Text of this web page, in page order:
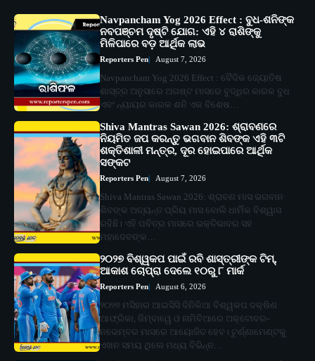
Navpancham Yog 2026 Effect : ବୁଧ-ଶନିଙ୍କ
ନବପଞ୍ଚମ ଦୃଷ୍ଟି ଯୋଗ: ଏହି ୪ ରାଶିଙ୍କୁ
ମିଳିପାରେ ବଡ଼ ଆର୍ଥିକ ଲାଭ
Reporters Pen August 7, 2026
Navpancham Yog 2026 Effect : ବୈଦିକ ଜ୍ୟୋତିଷ
ଶାସ୍ତ୍ର ଅନୁସାରେ ଅଗଷ୍ଟ ମାସରେ ବୁଦ୍ଧିର କାରକ ବୁଧ
ଏବଂ ନ୍ୟାୟର କାରକ ଶନି ଏକ ବିଶେଷ…
Shiva Mantras Sawan 2026: ଶ୍ରାବଣରେ
ନିୟମିତ ଜପ କରନ୍ତୁ ଭଗବାନ ଶିବଙ୍କ ଏହି ୩ଟି
ଶକ୍ତିଶାଳୀ ମନ୍ତ୍ର, ଦୂର ହୋଇପାରେ ଆର୍ଥିକ
ସଙ୍କଟ
Reporters Pen August 7, 2026
Shiva Mantras Sawan 2026: ଶ୍ରାବଣ ମାସ ଭଗବାନ
ଶିବଙ୍କ ଅତ୍ୟନ୍ତ ପ୍ରିୟ ମାସ ବୋଲି ଧାର୍ମିକ ବିଶ୍ୱାସ
ରହିଛି। ଏହି ପବିତ୍ର ମାସରେ ଭକ୍ତିଭାବର ସହ
ମହାଦେବଙ୍କ…
୨୦୨୭ ବିଶ୍ୱକପ ପାଇଁ ରବି ଶାସ୍ତ୍ରୀଙ୍କ ଟିମ୍,
ଆକାଶ ଚୋପ୍ରା ଦେଲେ ୧୦ରୁ ୮ ମାର୍କ
Reporters Pen August 6, 2026
୨୦୨୭ ମସିହାର ଆଇସିସି ଦିନିକିଆ ବିଶ୍ୱକପ ଦକ୍ଷିଣ
ଆଫ୍ରିକା, ଜିମ୍ବାୱେ ଓ ନାମିବିଆରେ ଅକ୍ଟୋବର-
ନଭେମ୍ବର ମାସରେ ଆୟୋଜିତ ହେବ। ଟୁର୍ଣ୍ଣାମେଣ୍ଟକୁ
ଏଖନ ସମୟ ଥିଲେ ମଧ୍ୟ ବିଭିନ୍ନ…